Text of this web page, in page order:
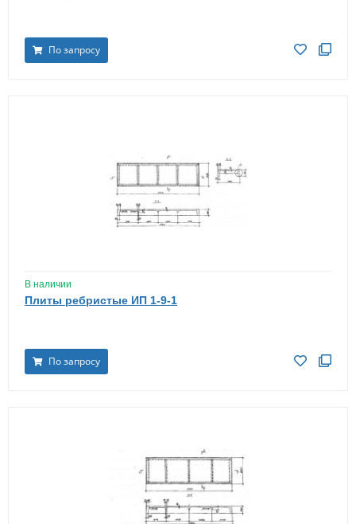
По запросу
В наличии
Плиты ребристые ИП 1-9-1
По запросу